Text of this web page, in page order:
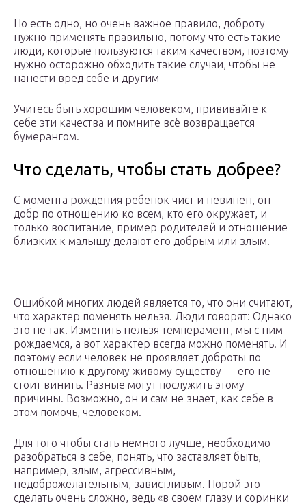
Но есть одно, но очень важное правило, доброту
нужно применять правильно, потому что есть такие
люди, которые пользуются таким качеством, поэтому
нужно осторожно обходить такие случаи, чтобы не
нанести вред себе и другим
Учитесь быть хорошим человеком, прививайте к
себе эти качества и помните всё возвращается
бумерангом.
Что сделать, чтобы стать добрее?
С момента рождения ребенок чист и невинен, он
добр по отношению ко всем, кто его окружает, и
только воспитание, пример родителей и отношение
близких к малышу делают его добрым или злым.
Ошибкой многих людей является то, что они считают,
что характер поменять нельзя. Люди говорят: Однако
это не так. Изменить нельзя темперамент, мы с ним
рождаемся, а вот характер всегда можно поменять. И
поэтому если человек не проявляет доброты по
отношению к другому живому существу — его не
стоит винить. Разные могут послужить этому
причины. Возможно, он и сам не знает, как себе в
этом помочь, человеком.
Для того чтобы стать немного лучше, необходимо
разобраться в себе, понять, что заставляет быть,
например, злым, агрессивным,
недоброжелательным, завистливым. Порой это
сделать очень сложно, ведь «в своем глазу и соринки